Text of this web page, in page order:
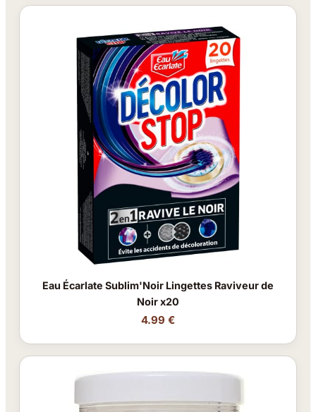
Eau Écarlate Sublim'Noir Lingettes Raviveur de
Noir x20
4.99 €